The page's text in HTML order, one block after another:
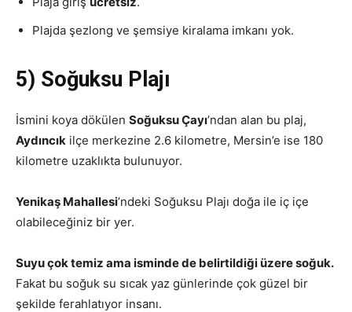
Plajda şezlong ve şemsiye kiralama imkanı yok.
5) Soğuksu Plajı
İsmini koya dökülen Soğuksu Çayı’ndan alan bu plaj,
Aydıncık ilçe merkezine 2.6 kilometre, Mersin’e ise 180
kilometre uzaklıkta bulunuyor.
Yenikaş Mahallesi’ndeki Soğuksu Plajı doğa ile iç içe
olabileceğiniz bir yer.
Suyu çok temiz ama isminde de belirtildiği üzere soğuk.
Fakat bu soğuk su sıcak yaz günlerinde çok güzel bir
şekilde ferahlatıyor insanı.